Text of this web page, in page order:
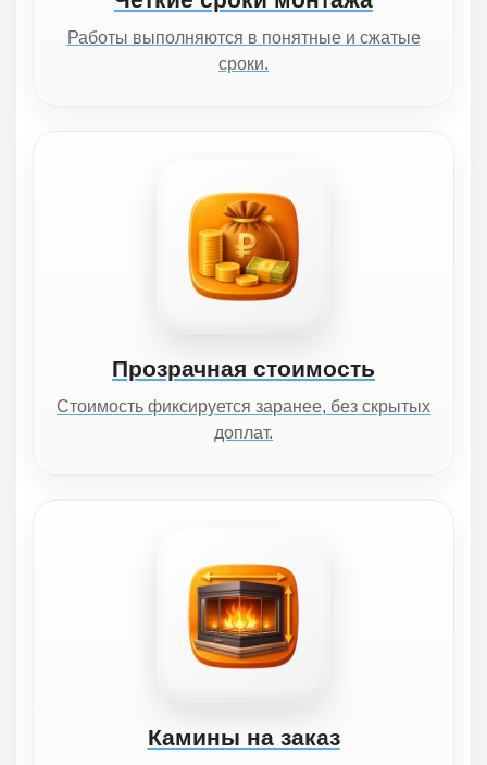
Работы выполняются в понятные и сжатые
сроки.
Прозрачная стоимость
Стоимость фиксируется заранее, без скрытых
доплат.
Камины на заказ